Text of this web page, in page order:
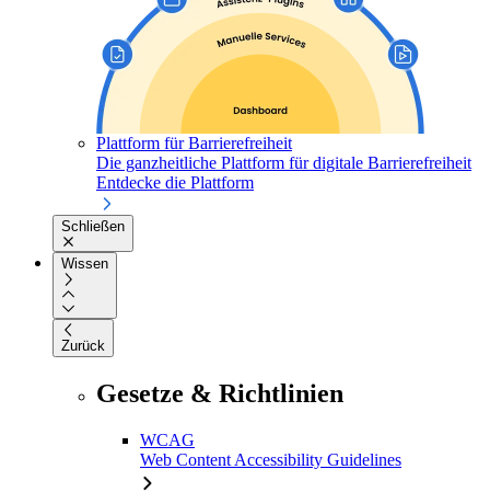
Plattform für Barrierefreiheit
Die ganzheitliche Plattform für digitale Barrierefreiheit
Entdecke die Plattform
Schließen
Wissen
Zurück
Gesetze & Richtlinien
WCAG
Web Content Accessibility Guidelines